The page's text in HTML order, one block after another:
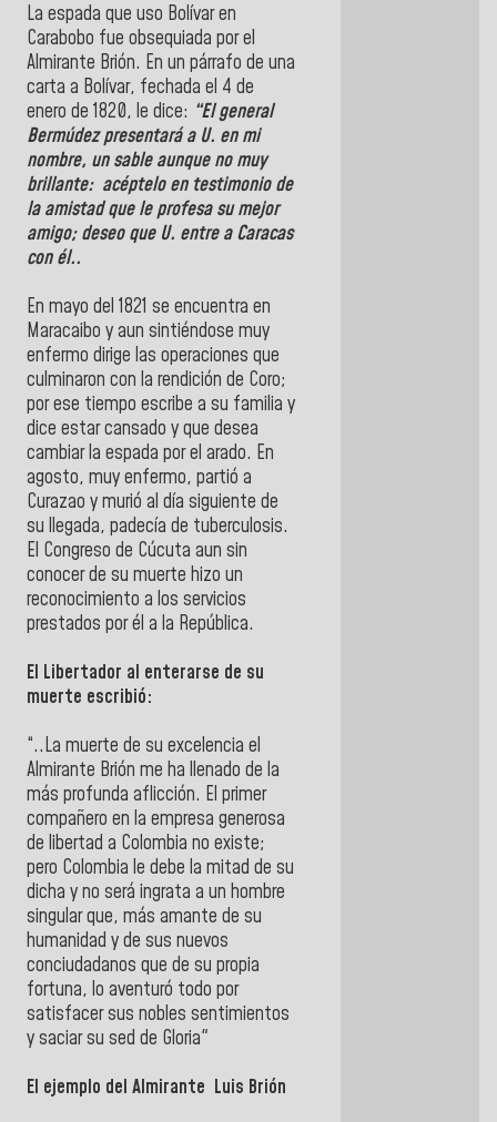
La espada que uso Bolívar en
Carabobo fue obsequiada por el
Almirante Brión. En un párrafo de una
carta a Bolívar, fechada el 4 de
enero de 1820, le dice: “El general
Bermúdez presentará a U. en mi
nombre, un sable aunque no muy
brillante: acéptelo en testimonio de
la amistad que le profesa su mejor
amigo; deseo que U. entre a Caracas
con él..
En mayo del 1821 se encuentra en
Maracaibo y aun sintiéndose muy
enfermo dirige las operaciones que
culminaron con la rendición de Coro;
por ese tiempo escribe a su familia y
dice estar cansado y que desea
cambiar la espada por el arado. En
agosto, muy enfermo, partió a
Curazao y murió al día siguiente de
su llegada, padecía de tuberculosis.
El Congreso de Cúcuta aun sin
conocer de su muerte hizo un
reconocimiento a los servicios
prestados por él a la República.
El Libertador al enterarse de su
muerte escribió:
“..La muerte de su excelencia el
Almirante Brión me ha llenado de la
más profunda aflicción. El primer
compañero en la empresa generosa
de libertad a Colombia no existe;
pero Colombia le debe la mitad de su
dicha y no será ingrata a un hombre
singular que, más amante de su
humanidad y de sus nuevos
conciudadanos que de su propia
fortuna, lo aventuró todo por
satisfacer sus nobles sentimientos
y saciar su sed de Gloria"
El ejemplo del Almirante Luis Brión